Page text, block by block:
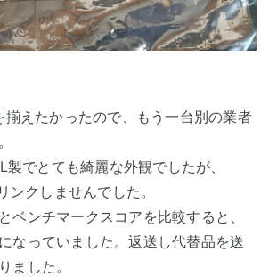
揃えたかったので、もう一台別の業者
製でとても綺麗な外観でしたが、
ンクしませんでした。
ベンチマークスコアを比較すると、
なっていました。返送し代替品を送
ました。